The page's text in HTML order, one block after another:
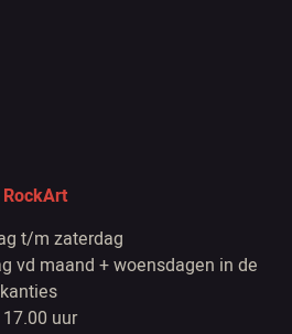
t/m zaterdag
vd maand + woensdagen in de
uur